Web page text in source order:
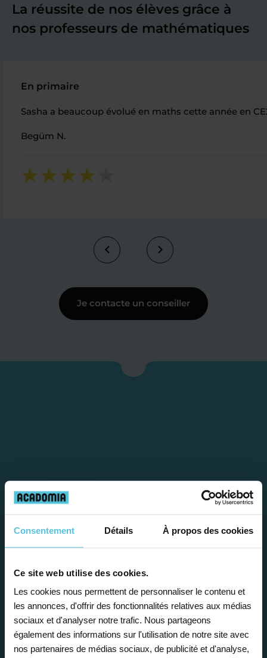
Consentement Détails À propos des cookies
Ce site web utilise des cookies.
Les cookies nous permettent de personnaliser le contenu et
les annonces, d'offrir des fonctionnalités relatives aux médias
sociaux et d'analyser notre trafic. Nous partageons
également des informations sur l'utilisation de notre site avec
nos partenaires de médias sociaux, de publicité et d'analyse,
La réussite de nos élèves grâce à
nos professeurs de mathématiques
En primaire
Sasha a beaucoup évolué en maths cette année en
Begüm N.
Je contacte un conseiller
Étape 1
Je vous propose un
bilan personnalisé
Gratuite et sans engagement, une
première étape pour faire le point sur
la situation scolaire de votre enfant, ses